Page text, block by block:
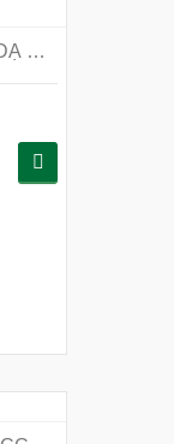
BÁN ĐÈN EXIT, BIỂN EXIT DẠ QUANG GIÁ RẺ TẠI BẮC NINH - KHU CÔNG NGHIỆP BẮC NINH HOTLINE 0965 869 114